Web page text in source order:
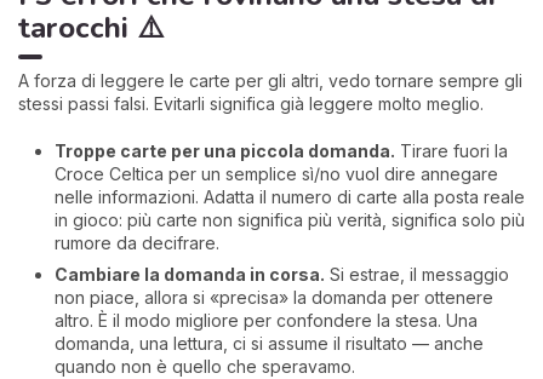
tarocchi ⚠️
A forza di leggere le carte per gli altri, vedo tornare sempre gli
stessi passi falsi. Evitarli significa già leggere molto meglio.
Troppe carte per una piccola domanda. Tirare fuori la
Croce Celtica per un semplice sì/no vuol dire annegare
nelle informazioni. Adatta il numero di carte alla posta reale
in gioco: più carte non significa più verità, significa solo più
rumore da decifrare.
Cambiare la domanda in corsa. Si estrae, il messaggio
non piace, allora si «precisa» la domanda per ottenere
altro. È il modo migliore per confondere la stesa. Una
domanda, una lettura, ci si assume il risultato — anche
quando non è quello che speravamo.